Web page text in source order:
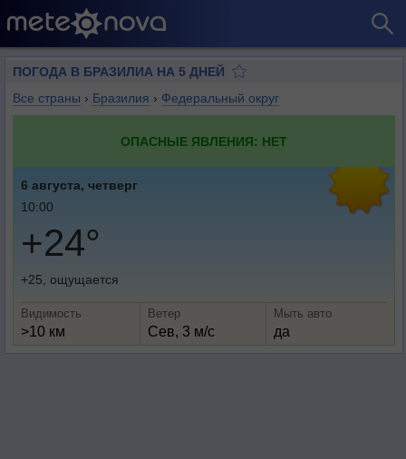
ПОГОДА В БРАЗИЛИА НА 5 ДНЕЙ
Все страны › Бразилия › Федеральный округ
ОПАСНЫЕ ЯВЛЕНИЯ: НЕТ
6 августа, четверг
10:00
+24°
+25, ощущается
Видимость
>10 км
Ветер
Сев, 3 м/с
Мыть авто
да